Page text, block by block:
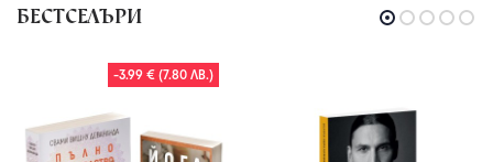
БЕСТСЕЛЪРИ
-3.99 € (7.80 ЛВ.)